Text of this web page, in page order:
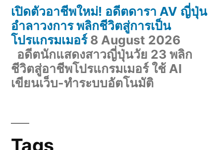
เปิดตัวอาชีพใหม่! อดีตดารา AV ญี่ปุ่น
อำลาวงการ พลิกชีวิตสู่การเป็น
โปรแกรมเมอร์ 8 August 2026
อดีตนักแสดงสาวญี่ปุ่นวัย 23 พลิก
ชีวิตสู่อาชีพโปรแกรมเมอร์ ใช้ AI
เขียนเว็บ-ทำระบบอัตโนมัติ
Tags